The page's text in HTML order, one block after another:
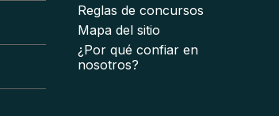
Reglas de concursos
Mapa del sitio
¿Por qué confiar en
nosotros?